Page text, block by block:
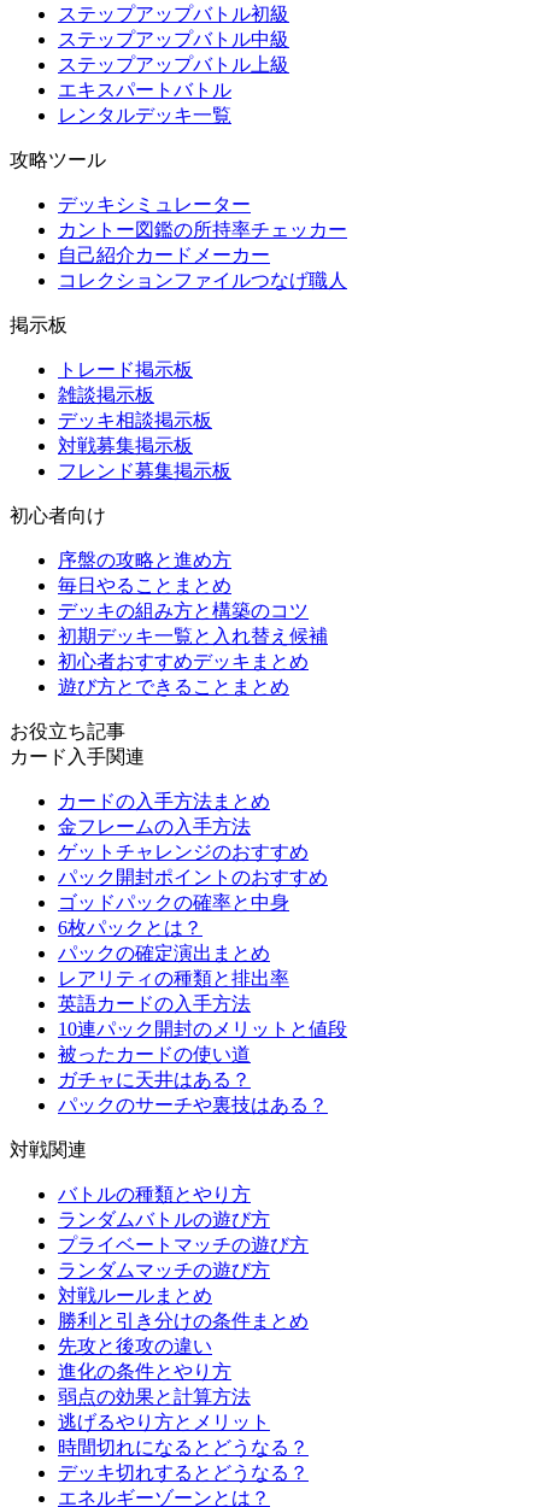
ステップアップバトル初級
ステップアップバトル中級
ステップアップバトル上級
エキスパートバトル
レンタルデッキ一覧
攻略ツール
デッキシミュレーター
カントー図鑑の所持率チェッカー
自己紹介カードメーカー
コレクションファイルつなげ職人
掲示板
トレード掲示板
雑談掲示板
デッキ相談掲示板
対戦募集掲示板
フレンド募集掲示板
初心者向け
序盤の攻略と進め方
毎日やることまとめ
デッキの組み方と構築のコツ
初期デッキ一覧と入れ替え候補
初心者おすすめデッキまとめ
遊び方とできることまとめ
お役立ち記事
カード入手関連
カードの入手方法まとめ
金フレームの入手方法
ゲットチャレンジのおすすめ
パック開封ポイントのおすすめ
ゴッドパックの確率と中身
6枚パックとは？
パックの確定演出まとめ
レアリティの種類と排出率
英語カードの入手方法
10連パック開封のメリットと値段
被ったカードの使い道
ガチャに天井はある？
パックのサーチや裏技はある？
対戦関連
バトルの種類とやり方
ランダムバトルの遊び方
プライベートマッチの遊び方
ランダムマッチの遊び方
対戦ルールまとめ
勝利と引き分けの条件まとめ
先攻と後攻の違い
進化の条件とやり方
弱点の効果と計算方法
逃げるやり方とメリット
時間切れになるとどうなる？
デッキ切れするとどうなる？
エネルギーゾーンとは？